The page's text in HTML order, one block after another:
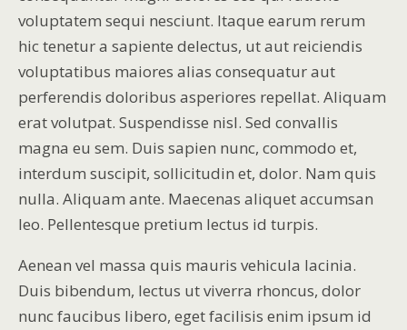
voluptatem sequi nesciunt. Itaque earum rerum
hic tenetur a sapiente delectus, ut aut reiciendis
voluptatibus maiores alias consequatur aut
perferendis doloribus asperiores repellat. Aliquam
erat volutpat. Suspendisse nisl. Sed convallis
magna eu sem. Duis sapien nunc, commodo et,
interdum suscipit, sollicitudin et, dolor. Nam quis
nulla. Aliquam ante. Maecenas aliquet accumsan
leo. Pellentesque pretium lectus id turpis.
Aenean vel massa quis mauris vehicula lacinia.
Duis bibendum, lectus ut viverra rhoncus, dolor
nunc faucibus libero, eget facilisis enim ipsum id